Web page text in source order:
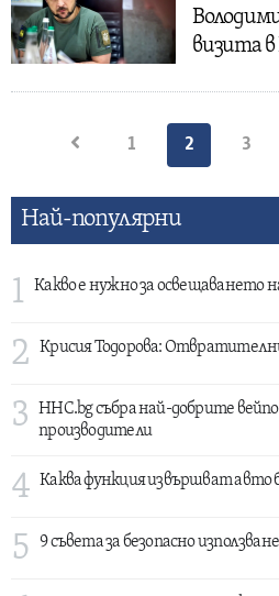
визита в
на
1 2 3
Най-популярни
1 Какво е нужно за освещаването
2 Крисия Тодорова:
3
HHC.bg събра най-добрите
производители
4 Каква функция извършват авто
5 9 съвета за безопасно